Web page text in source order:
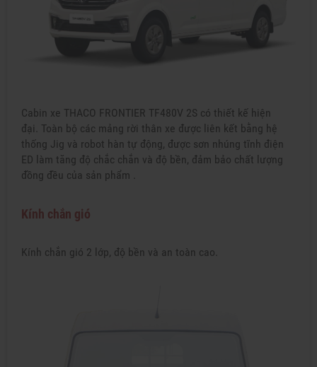
Cabin xe THACO FRONTIER TF480V 2S có thiết kế hiện
đại. Toàn bộ các mảng rời thân xe được liên kết bằng hệ
thống Jig và robot hàn tự động, được sơn nhúng tĩnh điện
ED làm tăng độ chắc chắn và độ bền, đảm bảo chất lượng
đồng đều của sản phẩm .
Kính chắn gió
Kính chắn gió 2 lớp, độ bền và an toàn cao.